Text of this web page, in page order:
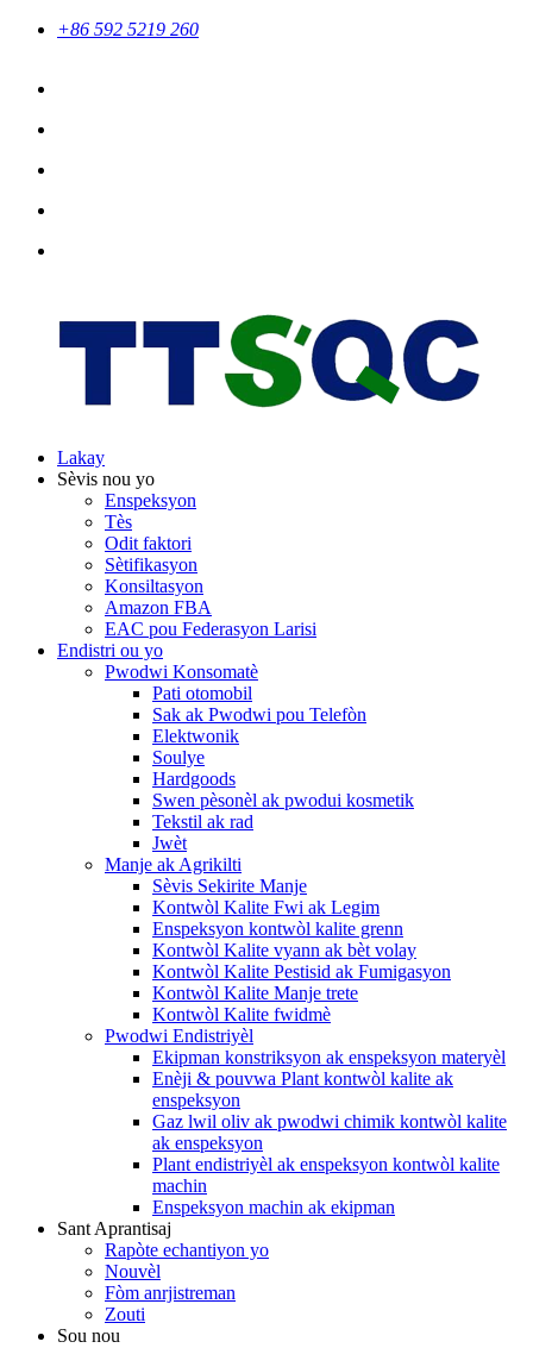
+86 592 5219 260
Lakay
Sèvis nou yo
Enspeksyon
Tès
Odit faktori
Sètifikasyon
Konsiltasyon
Amazon FBA
EAC pou Federasyon Larisi
Endistri ou yo
Pwodwi Konsomatè
Pati otomobil
Sak ak Pwodwi pou Telefòn
Elektwonik
Soulye
Hardgoods
Swen pèsonèl ak pwodui kosmetik
Tekstil ak rad
Jwèt
Manje ak Agrikilti
Sèvis Sekirite Manje
Kontwòl Kalite Fwi ak Legim
Enspeksyon kontwòl kalite grenn
Kontwòl Kalite vyann ak bèt volay
Kontwòl Kalite Pestisid ak Fumigasyon
Kontwòl Kalite Manje trete
Kontwòl Kalite fwidmè
Pwodwi Endistriyèl
Ekipman konstriksyon ak enspeksyon materyèl
Enèji & pouvwa Plant kontwòl kalite ak
enspeksyon
Gaz lwil oliv ak pwodwi chimik kontwòl kalite
ak enspeksyon
Plant endistriyèl ak enspeksyon kontwòl kalite
machin
Enspeksyon machin ak ekipman
Sant Aprantisaj
Rapòte echantiyon yo
Nouvèl
Fòm anrjistreman
Zouti
Sou nou